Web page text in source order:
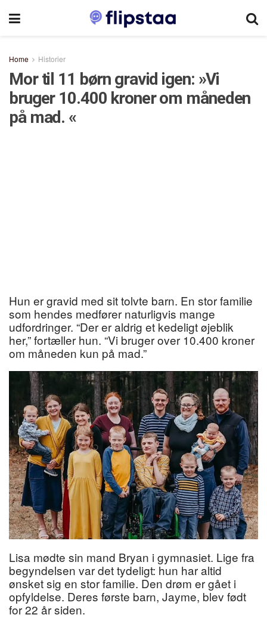
Home Historier
Mor til 11 børn gravid igen: »Vi
bruger 10.400 kroner om måneden
på mad. «
Hun er gravid med sit tolvte barn. En stor familie
som hendes medfører naturligvis mange
udfordringer. “Der er aldrig et kedeligt øjeblik
her,” fortæller hun. “Vi bruger over 10.400 kroner
om måneden kun på mad.”
Lisa mødte sin mand Bryan i gymnasiet. Lige fra
begyndelsen var det tydeligt: hun har altid
ønsket sig en stor familie. Den drøm er gået i
opfyldelse. Deres første barn, Jayme, blev født
for 22 år siden.